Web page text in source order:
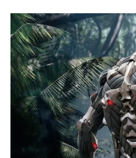
更
多
内
容